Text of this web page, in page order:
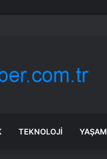
girilmeyecek
TEKNOLOJI YAŞAM